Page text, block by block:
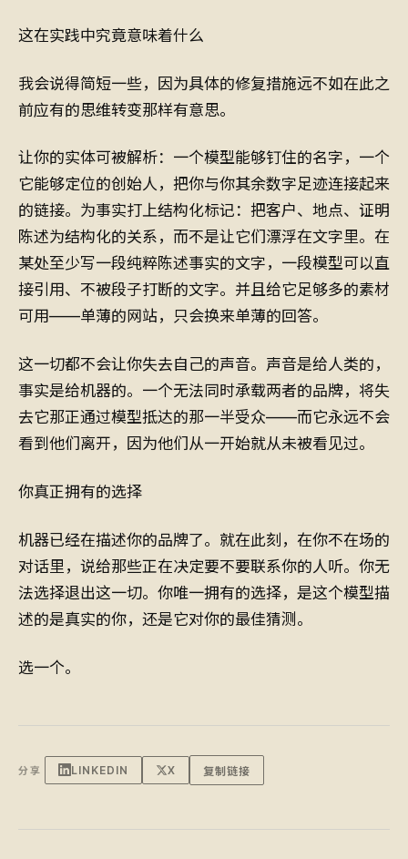
这在实践中究竟意味着什么
我会说得简短一些，因为具体的修复措施远不如在此之
前应有的思维转变那样有意思。
让你的实体可被解析：一个模型能够钉住的名字，一个
它能够定位的创始人，把你与你其余数字足迹连接起来
的链接。为事实打上结构化标记：把客户、地点、证明
陈述为结构化的关系，而不是让它们漂浮在文字里。在
某处至少写一段纯粹陈述事实的文字，一段模型可以直
接引用、不被段子打断的文字。并且给它足够多的素材
可用——单薄的网站，只会换来单薄的回答。
这一切都不会让你失去自己的声音。声音是给人类的，
事实是给机器的。一个无法同时承载两者的品牌，将失
去它那正通过模型抵达的那一半受众——而它永远不会
看到他们离开，因为他们从一开始就从未被看见过。
你真正拥有的选择
机器已经在描述你的品牌了。就在此刻，在你不在场的
对话里，说给那些正在决定要不要联系你的人听。你无
法选择退出这一切。你唯一拥有的选择，是这个模型描
述的是真实的你，还是它对你的最佳猜测。
选一个。
分享 LINKEDIN X 复制链接